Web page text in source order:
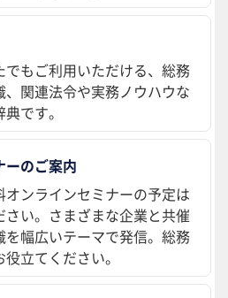
もご利用いただける、総務
関連法令や実務ノウハウな
です。
ーのご案内
ンラインセミナーの予定は
い。さまざまな企業と共催
を幅広いテーマで発信。総務
立てください。